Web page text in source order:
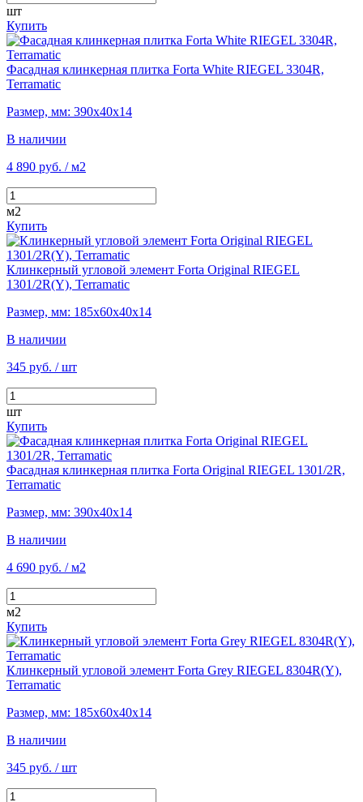
шт
Купить
Фасадная клинкерная плитка Forta White RIEGEL 3304R,
Terramatic
Размер, мм: 390х40х14
В наличии
4 890 руб. / м2
м2
Купить
Клинкерный угловой элемент Forta Original RIEGEL
1301/2R(Y), Terramatic
Размер, мм: 185х60х40х14
В наличии
345 руб. / шт
шт
Купить
Фасадная клинкерная плитка Forta Original RIEGEL 1301/2R,
Terramatic
Размер, мм: 390х40х14
В наличии
4 690 руб. / м2
м2
Купить
Клинкерный угловой элемент Forta Grey RIEGEL 8304R(Y),
Terramatic
Размер, мм: 185х60х40х14
В наличии
345 руб. / шт